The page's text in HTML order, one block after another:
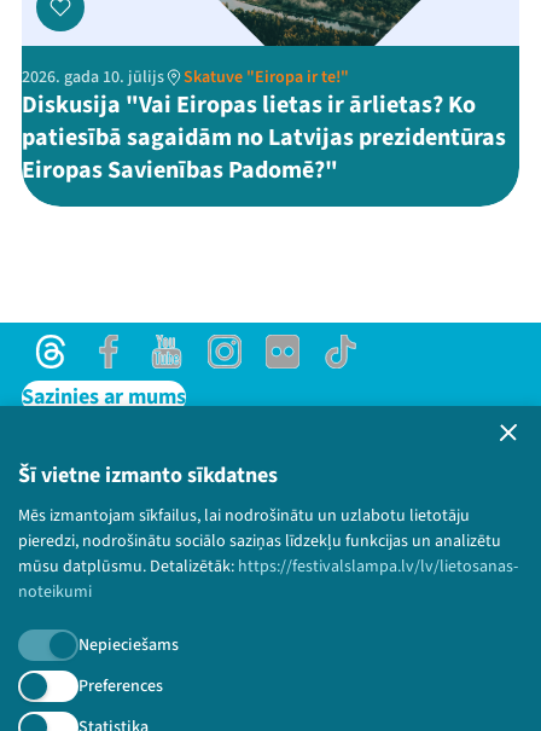
Šī vietne izmanto sīkdatnes
Mēs izmantojam sīkfailus, lai nodrošinātu un uzlabotu lietotāju
pieredzi, nodrošinātu sociālo saziņas līdzekļu funkcijas un analizētu
mūsu datplūsmu. Detalizētāk: https://festivalslampa.lv/lv/lietosanas-
noteikumi
Nepieciešams
Preferences
2026. gada 10. jūlijs Skatuve "Eiropa ir te!"
Diskusija "Vai Eiropas lietas ir ārlietas? Ko
patiesībā sagaidām no Latvijas prezidentūras
Eiropas Savienības Padomē?"
ThreadsFacebookYoutubeInstagram
Flick TikTok
Sazinies ar mums
Lietošanas noteikumi un sīkdatņu politika
Bērnu aizsardzības politika
© 2026 Sarunu festivāls LAMPA Visas tiesības
paturētas.
Piesakies jaunumiem!